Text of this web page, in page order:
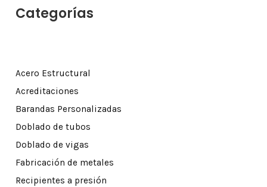
Categorías
Acero Estructural
Acreditaciones
Barandas Personalizadas
Doblado de tubos
Doblado de vigas
Fabricación de metales
Recipientes a presión